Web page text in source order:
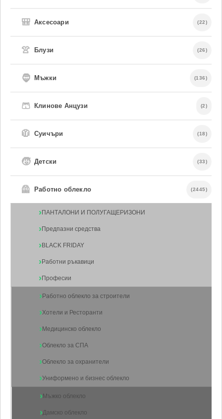
🎒 Аксесоари (22)
👚 Блузи (26)
🧔 Мъжки (136)
🩳 Клинове Анцузи (2)
🧥 Суичъри (18)
🧒 Детски (33)
🦺 Работно облекло (2445)
ПАНТАЛОНИ И ПОЛУГАЩЕРИЗОНИ
Предпазни средства
BLACK FRIDAY
Работни ръкавици
Професии
Работно облекло за строители
Хотели и Ресторанти
Медицинско облекло
Облекло за СПА
Облекло за охранители
Униформено и бизнес облекло
Мъжко облекло
Дамско облекло